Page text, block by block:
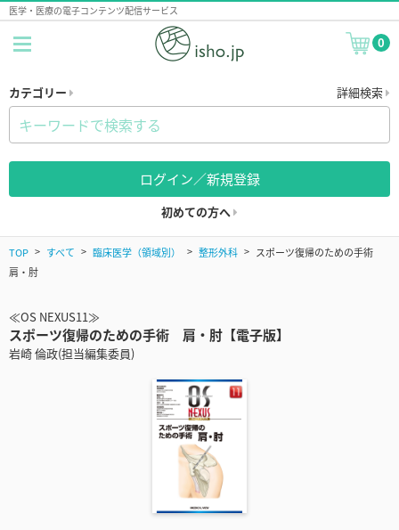
医学・医療の電子コンテンツ配信サービス
0
カテゴリー 詳細検索
ログイン／新規登録
初めての方へ
TOP すべて 臨床医学（領域別） 整形外科
スポーツ復帰のための手術
肩・肘
≪OS NEXUS11≫
スポーツ復帰のための手術 肩・肘【電子版】
岩崎 倫政(担当編集委員)